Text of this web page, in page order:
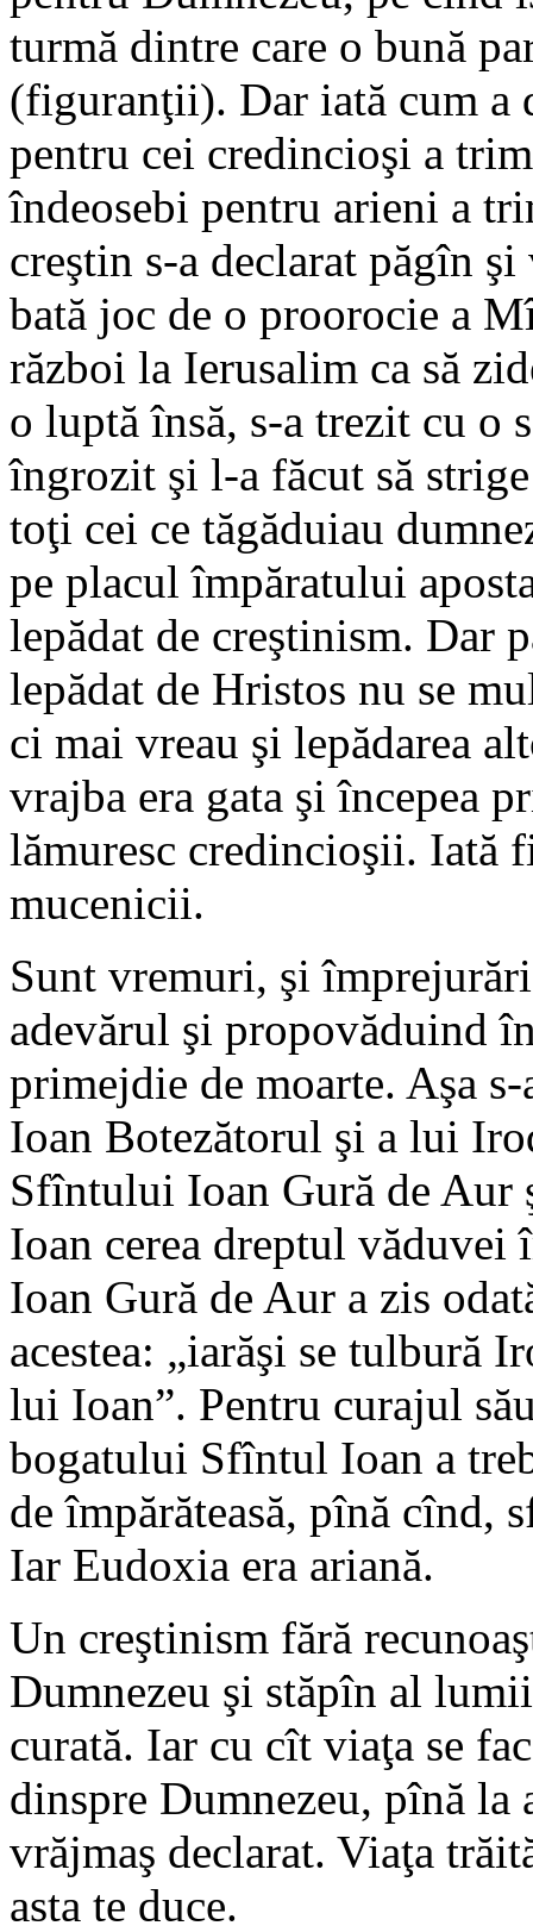
turmă dintre care o bună
(figuranţii). Dar iată cum
pentru cei credincioşi a
îndeosebi pentru arieni a
creştin s-a declarat păgîn
bată joc de o proorocie a
război la Ierusalim ca să
o luptă însă, s-a trezit cu o
îngrozit şi l-a făcut să
toţi cei ce tăgăduiau
pe placul împăratului
lepădat de creştinism. Dar
lepădat de Hristos nu se
ci mai vreau şi lepădarea
vrajba era gata şi începea
lămuresc credincioşii. Iată
mucenicii.
Sunt vremuri, şi
adevărul şi propovăduind
primejdie de moarte. Aşa
Ioan Botezătorul şi a lui
Sfîntului Ioan Gură de Aur
Ioan cerea dreptul
Ioan Gură de Aur a zis
acestea: „iarăşi se tulbură
lui Ioan”. Pentru curajul
bogatului Sfîntul Ioan a
de împărăteasă, pînă cînd,
Iar Eudoxia era ariană.
Un creştinism fără
Dumnezeu şi stăpîn al
curată. Iar cu cît viaţa se
dinspre Dumnezeu, pînă
vrăjmaş declarat. Viaţa
asta te duce.